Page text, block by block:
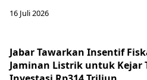
16 Juli 2026
Jabar Tawarkan Insentif
Jaminan Listrik untuk Kejar